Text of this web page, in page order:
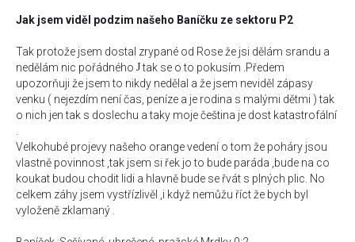
Jak jsem viděl podzim našeho Baníčku ze sektoru P2
Tak protože jsem dostal zrypané od Rose že jsi dělám srandu a
nedělám nic pořádného Jtak se o to pokusím .Předem
upozorňuji že jsem to nikdy nedělal a že jsem neviděl zápasy
venku ( nejezdím není čas, peníze a je rodina s malými dětmi ) tak
o nich jen tak s doslechu a taky moje čeština je dost katastrofální
Velkohubé projevy našeho orange vedení o tom že poháry jsou
vlastně povinnost ,tak jsem si řek jo to bude paráda ,bude na co
koukat budou chodit lidi a hlavně bude se řvát s plných plic. No
celkem záhy jsem vystřízlivěl ,i když nemůžu říct že bych byl
vyloženě zklamaný .